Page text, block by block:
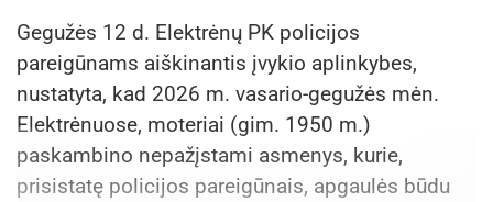
Gegužės 12 d. Elektrėnų PK policijos
pareigūnams aiškinantis įvykio aplinkybes,
nustatyta, kad 2026 m. vasario-gegužės mėn.
Elektrėnuose, moteriai (gim. 1950 m.)
paskambino nepažįstami asmenys, kurie,
prisistatę policijos pareigūnais, apgaulės būdu